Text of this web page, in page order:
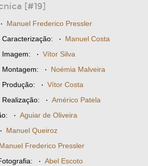
[#19]
Manuel Frederico Pressler
· Manuel Costa
Imagem: · Vítor Silva
Montagem: · Noémia Malveira
· Vítor Costa
· Américo Patela
· Aguiar de Oliveira
Manuel Queiroz
Manuel Frederico Pressler
· Abel Escoto